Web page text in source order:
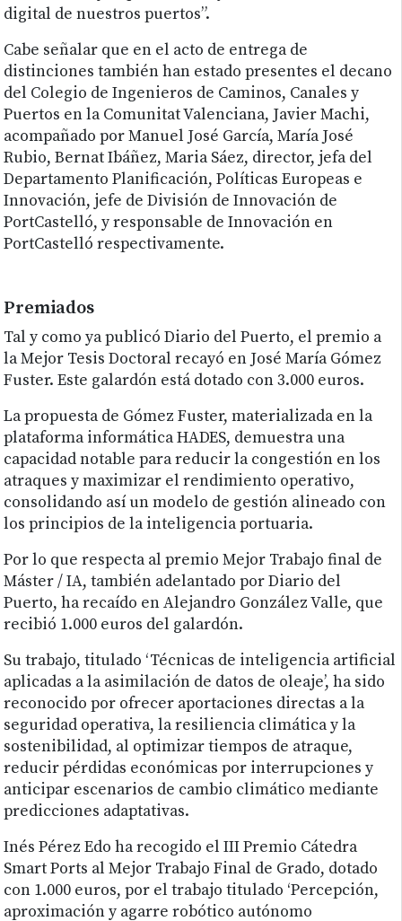
digital de nuestros puertos”.
Cabe señalar que en el acto de entrega de
distinciones también han estado presentes el decano
del Colegio de Ingenieros de Caminos, Canales y
Puertos en la Comunitat Valenciana, Javier Machi,
acompañado por Manuel José García, María José
Rubio, Bernat Ibáñez, Maria Sáez, director, jefa del
Departamento Planificación, Políticas Europeas e
Innovación, jefe de División de Innovación de
PortCastelló, y responsable de Innovación en
PortCastelló respectivamente.
Premiados
Tal y como ya publicó Diario del Puerto, el premio a
la Mejor Tesis Doctoral recayó en José María Gómez
Fuster. Este galardón está dotado con 3.000 euros.
La propuesta de Gómez Fuster, materializada en la
plataforma informática HADES, demuestra una
capacidad notable para reducir la congestión en los
atraques y maximizar el rendimiento operativo,
consolidando así un modelo de gestión alineado con
los principios de la inteligencia portuaria.
Por lo que respecta al premio Mejor Trabajo final de
Máster / IA, también adelantado por Diario del
Puerto, ha recaído en Alejandro González Valle, que
recibió 1.000 euros del galardón.
Su trabajo, titulado ‘Técnicas de inteligencia artificial
aplicadas a la asimilación de datos de oleaje’, ha sido
reconocido por ofrecer aportaciones directas a la
seguridad operativa, la resiliencia climática y la
sostenibilidad, al optimizar tiempos de atraque,
reducir pérdidas económicas por interrupciones y
anticipar escenarios de cambio climático mediante
predicciones adaptativas.
Inés Pérez Edo ha recogido el III Premio Cátedra
Smart Ports al Mejor Trabajo Final de Grado, dotado
con 1.000 euros, por el trabajo titulado ‘Percepción,
aproximación y agarre robótico autónomo